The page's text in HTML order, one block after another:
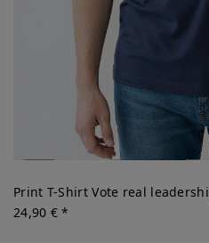
Print T-Shirt Vote real
24,90 € *